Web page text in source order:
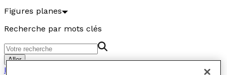
Figures planes
Recherche par mots clés
Aller
Figures planes